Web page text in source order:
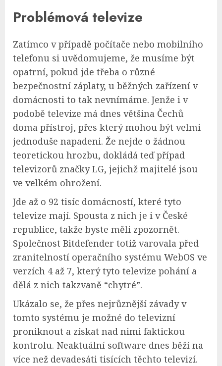
Problémová televize
Zatímco v případě počítače nebo mobilního
telefonu si uvědomujeme, že musíme být
opatrní, pokud jde třeba o různé
bezpečnostní záplaty, u běžných zařízení v
domácnosti to tak nevnímáme. Jenže i v
podobě televize má dnes většina Čechů
doma přístroj, přes který mohou být velmi
jednoduše napadeni. Že nejde o žádnou
teoretickou hrozbu, dokládá teď případ
televizorů značky LG, jejichž majitelé jsou
ve velkém ohrožení.
Jde až o 92 tisíc domácností, které tyto
televize mají. Spousta z nich je i v České
republice, takže byste měli zpozornět.
Společnost Bitdefender totiž varovala před
zranitelností operačního systému WebOS ve
verzích 4 až 7, který tyto televize pohání a
dělá z nich takzvaně “chytré”.
Ukázalo se, že přes nejrůznější závady v
tomto systému je možné do televizní
proniknout a získat nad nimi faktickou
kontrolu. Neaktuální software dnes běží na
více než devadesáti tisících těchto televizí.